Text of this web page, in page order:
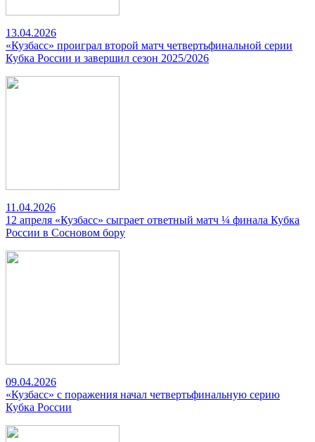
13.04.2026
«Кузбасс» проиграл второй матч четвертьфинальной серии
Кубка России и завершил сезон 2025/2026
11.04.2026
12 апреля «Кузбасс» сыграет ответный матч ¼ финала Кубка
России в Сосновом бору
09.04.2026
«Кузбасс» с поражения начал четвертьфинальную серию
Кубка России